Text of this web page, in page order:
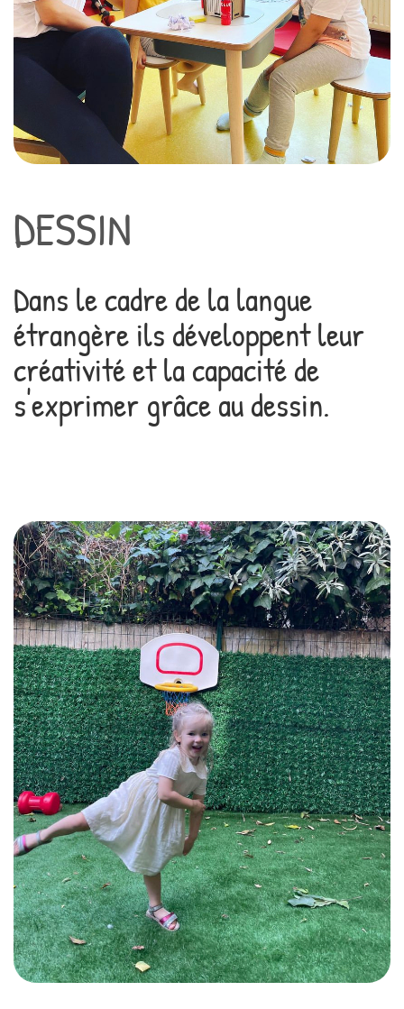
DESSIN
Dans le cadre de la langue
étrangère ils développent leur
créativité et la capacité de
s'exprimer grâce au dessin.